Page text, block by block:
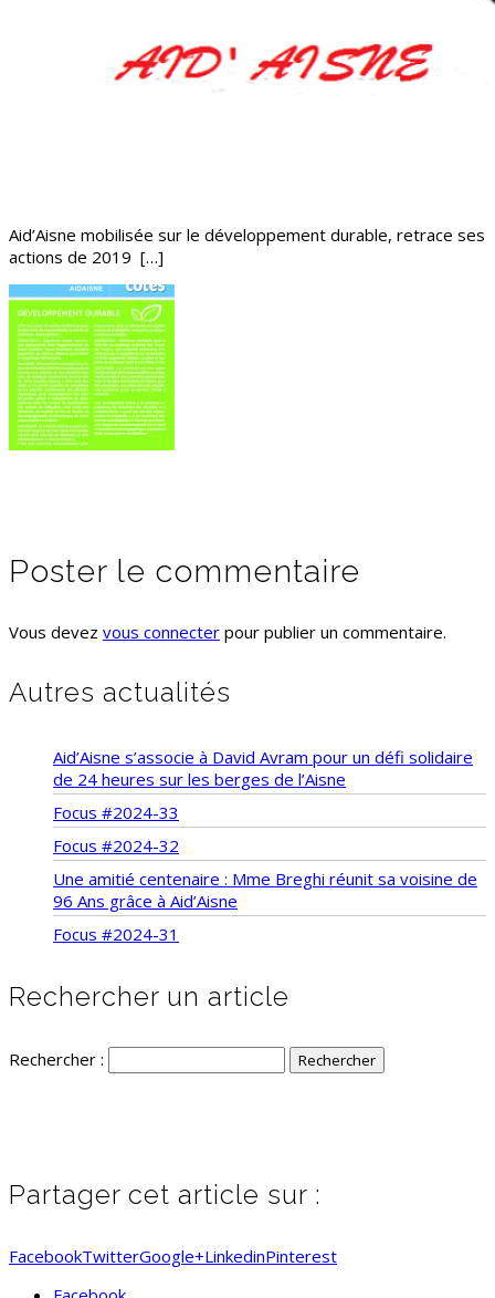
Aid’Aisne mobilisée sur le développement durable, retrace ses
actions de 2019 […]
Poster le commentaire
Vous devez vous connecter pour publier un commentaire.
Autres actualités
Aid’Aisne s’associe à David Avram pour un défi solidaire
de 24 heures sur les berges de l’Aisne
Focus #2024-33
Focus #2024-32
Une amitié centenaire : Mme Breghi réunit sa voisine de
96 Ans grâce à Aid’Aisne
Focus #2024-31
Rechercher un article
Rechercher :
Partager cet article sur :
FacebookTwitterGoogle+LinkedinPinterest